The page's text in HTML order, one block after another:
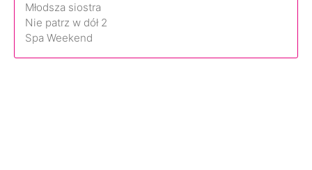
Młodsza siostra
Nie patrz w dół 2
Spa Weekend